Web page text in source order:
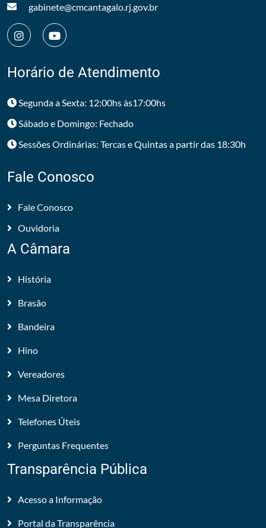
gabinete@cmcantagalo.rj.gov.br
Horário de Atendimento
Segunda a Sexta: 12:00hs às17:00hs
Sábado e Domingo: Fechado
Sessões Ordinárias: Tercas e Quintas a partir das 18:30h
Fale Conosco
Fale Conosco
Ouvidoria
A Câmara
História
Brasão
Bandeira
Hino
Vereadores
Mesa Diretora
Telefones Úteis
Perguntas Frequentes
Transparência Pública
Acesso a Informação
Portal da Transparência